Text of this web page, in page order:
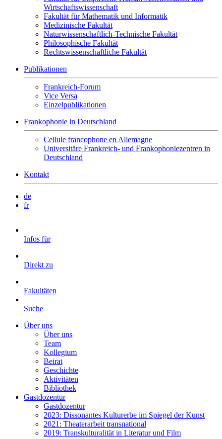
Wirtschaftswissenschaft
Fakultät für Mathematik und Informatik
Medizinische Fakultät
Naturwissenschaftlich-Technische Fakultät
Philosophische Fakultät
Rechtswissenschaftliche Fakultät
Publikationen
Frankreich-Forum
Vice Versa
Einzelpublikationen
Frankophonie in Deutschland
Cellule francophone en Allemagne
Universitäre Frankreich- und Frankophoniezentren in
Deutschland
Kontakt
de
fr
Infos für
Direkt zu
Fakultäten
Suche
Über uns
Über uns
Team
Kollegium
Beirat
Geschichte
Aktivitäten
Bibliothek
Gastdozentur
Gastdozentur
2023: Dissonantes Kulturerbe im Spiegel der Kunst
2021: Theaterarbeit transnational
2019: Transkulturalität in Literatur und Film